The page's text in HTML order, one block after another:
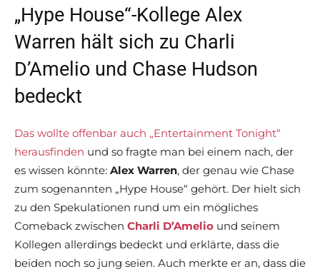
„Hype House“-Kollege Alex
Warren hält sich zu Charli
D’Amelio und Chase Hudson
bedeckt
Das wollte offenbar auch „Entertainment Tonight“
herausfinden und so fragte man bei einem nach, der
es wissen könnte: Alex Warren, der genau wie Chase
zum sogenannten „Hype House“ gehört. Der hielt sich
zu den Spekulationen rund um ein mögliches
Comeback zwischen Charli D’Amelio und seinem
Kollegen allerdings bedeckt und erklärte, dass die
beiden noch so jung seien. Auch merkte er an, dass die